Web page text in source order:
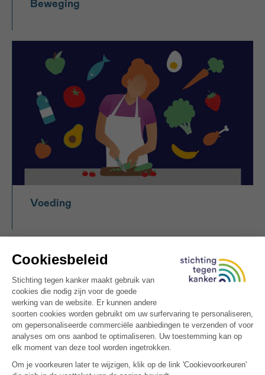
Beweging
Voeding